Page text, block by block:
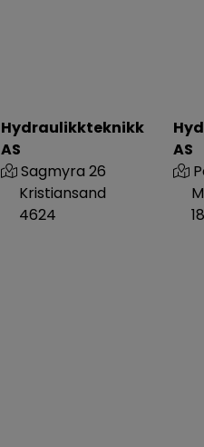
AS
Hydraulikkteknikk
AS
Sagmyra 26
Kristiansand
4624